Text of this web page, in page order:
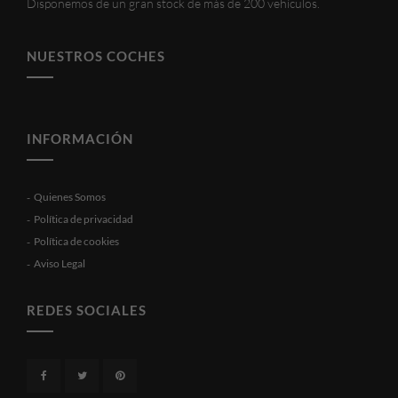
Disponemos de un gran stock de más de 200 vehículos.
NUESTROS COCHES
INFORMACIÓN
Quienes Somos
Política de privacidad
Política de cookies
Aviso Legal
REDES SOCIALES